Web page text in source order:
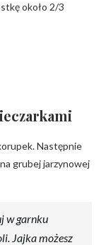
około 2/3
Następnie
grubej jarzynowej
w garnku
Jajka możesz